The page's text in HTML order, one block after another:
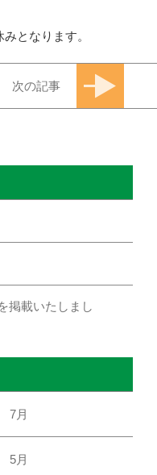
となります。
次の記事
載いたしまし
7月
5月